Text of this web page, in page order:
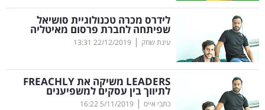
שיווק
ופרסום
משפט
מדדים
ומחקרים
לידרס מכרה טכנולוגיית סושיאל
שפיתחה לחברת פרסום מאיטליה
עינת שחק |
22/12/2019
13:31
LEADERS משיקה אתFREACHLY
לתיווך בין עסקים למשפיענים
כתבי אייס |
5/11/2019
16:22